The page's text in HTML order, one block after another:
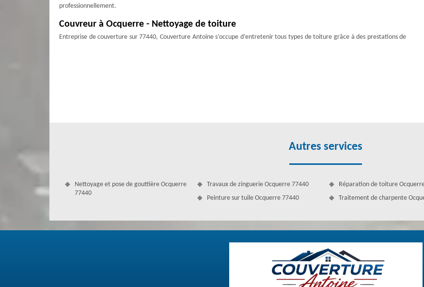
professionnellement.
Couvreur à Ocquerre - Nettoyage de toiture
Entreprise de couverture sur 77440, Couverture Antoine s’occupe d’entretenir tous types de toiture grâce à des prestations de
Devis couvreur à 77440
Vous êtes à la recherche d’un devis couvreur pour le tarif des projets de toiture ? Couvreur Couverture Antoine est présent pour
répondre à toutes demandes. En effet, il s’agit pour nous de réaliser diverses interventions pour l’étanchéité et la tenue de la
toiture. Nous faisons pour cela des interventions pour le nettoyage de toiture, la réparation de toiture, la rénovation de toiture,
etc. Pour bénéficier du devis gratuit, faites-nous parvenir votre demande. En activité depuis plusieurs années, nous réalisons des
Autres services
Nettoyage et pose de gouttière Ocquerre
77440
Travaux de zinguerie Ocquerre 77440
Peinture sur tuile Ocquerre 77440
Réparation de toiture
Traitement de charpente